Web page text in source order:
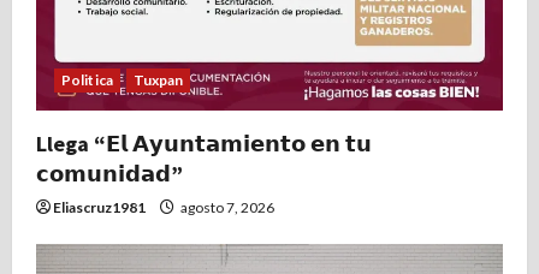
Politica Tuxpan
Llega “𝗘𝗹 𝗔𝘆𝘂𝗻𝘁𝗮𝗺𝗶𝗲𝗻𝘁𝗼 𝗲𝗻 𝘁𝘂
𝗰𝗼𝗺𝘂𝗻𝗶𝗱𝗮𝗱”
Eliascruz1981 agosto 7, 2026